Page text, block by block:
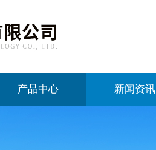
产品中心 新闻资讯